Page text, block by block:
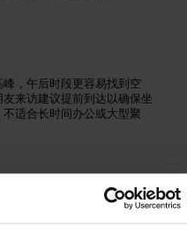
，午后时段更容易找到空
来访建议提前到达以确保坐
适合长时间办公或大型聚